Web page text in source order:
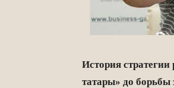
История
татары» до борьбы